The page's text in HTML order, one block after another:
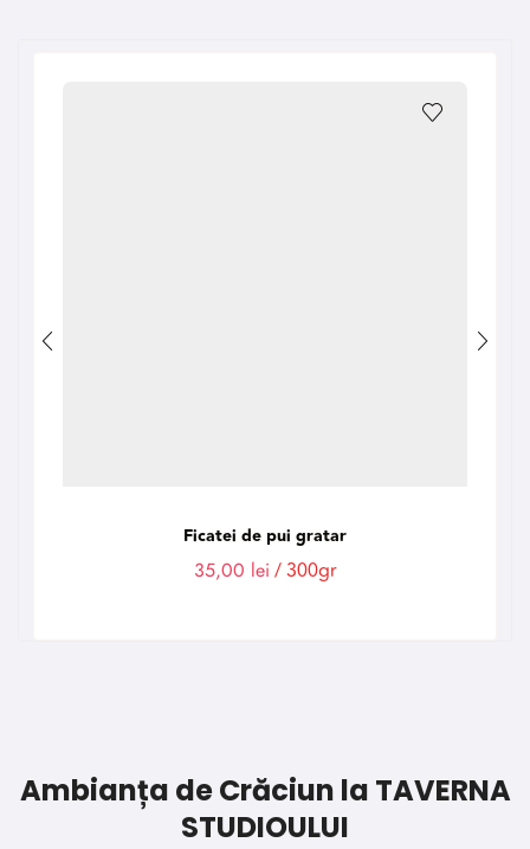
Ficatei de pui gratar
35,00 lei / 300gr
Ambianța de Crăciun la TAVERNA
STUDIOULUI